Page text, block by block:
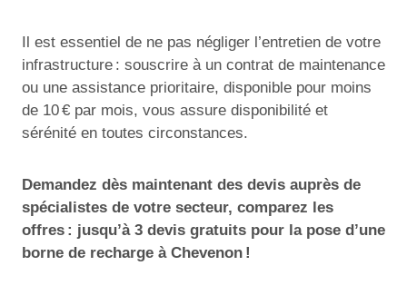
Il est essentiel de ne pas négliger l’entretien de votre
infrastructure : souscrire à un contrat de maintenance
ou une assistance prioritaire, disponible pour moins
de 10 € par mois, vous assure disponibilité et
sérénité en toutes circonstances.
Demandez dès maintenant des devis auprès de
spécialistes de votre secteur, comparez les
offres : jusqu’à 3 devis gratuits pour la pose d’une
borne de recharge à Chevenon !